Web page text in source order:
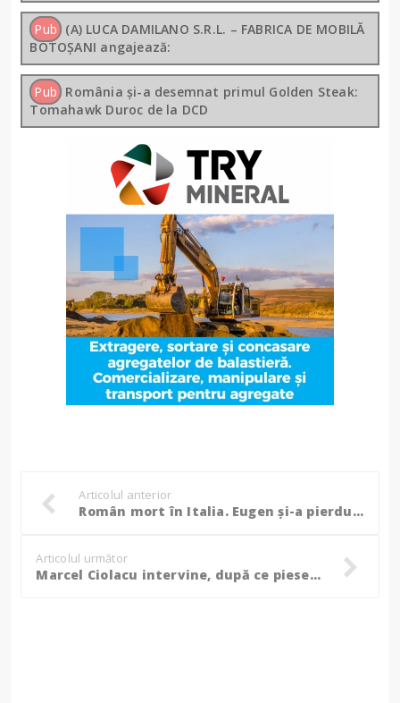
Pub (A) LUCA DAMILANO S.R.L. – FABRICA DE MOBILĂ
BOTOȘANI angajează:
Pub România și-a desemnat primul Golden Steak:
Tomahawk Duroc de la DCD
Articolul anterior
Român mort în Italia. Eugen și-a pierdut viața la doar 39 de ani în urma unui accident de muncă!
Articolul următor
Marcel Ciolacu intervine, după ce piese foarte valoroare din tezaurul dacic au fost furate în Olanda!